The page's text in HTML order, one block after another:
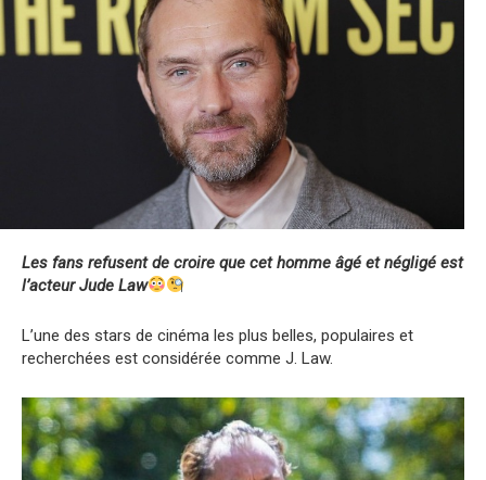
Les fans refusent de croire que cet homme âgé et négligé est
l’acteur Jude Law
L’une des stars de cinéma les plus belles, populaires et
recherchées est considérée comme J. Law.